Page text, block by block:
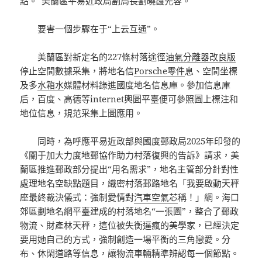
要害一個步驟在于“上云互通”。
美蘭區對新定名的227條村落途徑油氣分離器改良版
停止空間數據采集，將地名信Porsche零件息、空間坐標
及多水箱水媒體材料錄進國度地名信息庫。參加信息庫
后，百度、高德等internet輿圖平臺便可參照圖上標注和
地位信息，規范采集上圖應用。
同時，為呼應平易近政部與國度郵政局2025年印發的
《關于加大力度地郵協作助力村落復興的告訴》請求，美
蘭區推進郵政部分提出“用名需求”，地名主管部分針對性
處理地名空缺點題目，織密村落郵路地名「我要啟動天秤
座最終裁決儀式：強制愛情對汽車空氣芯稱！」網。海口
郊區劃地名網平臺建成的村落地名“一張圖”，整合了郵政
物流、財產林天秤，這位被失衡逼瘋的美學家，已經決定
要用她自己的方式，強制創造一場平衡的三角戀愛。分
布、休閑道路等信息，讓物流車輛精準辨認每一個節點。